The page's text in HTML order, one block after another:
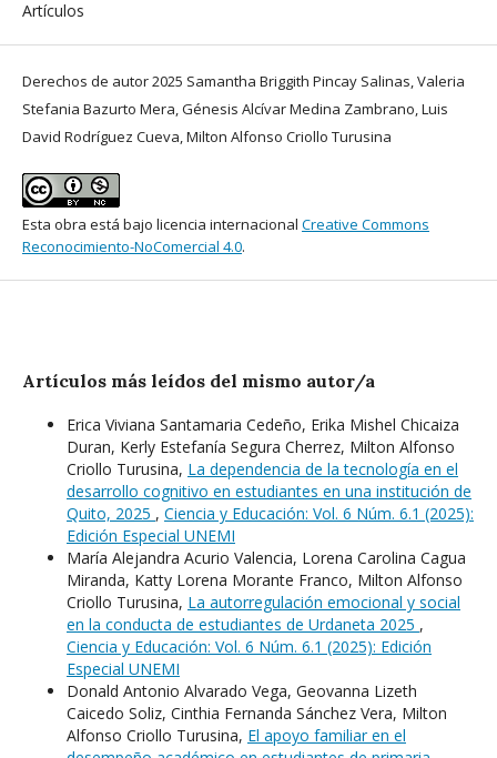
Artículos
Derechos de autor 2025 Samantha Briggith Pincay Salinas, Valeria
Stefania Bazurto Mera, Génesis Alcívar Medina Zambrano, Luis
David Rodríguez Cueva, Milton Alfonso Criollo Turusina
Esta obra está bajo licencia internacional Creative Commons
Reconocimiento-NoComercial 4.0.
Artículos más leídos del mismo autor/a
Erica Viviana Santamaria Cedeño, Erika Mishel Chicaiza
Duran, Kerly Estefanía Segura Cherrez, Milton Alfonso
Criollo Turusina, La dependencia de la tecnología en el
desarrollo cognitivo en estudiantes en una institución de
Quito, 2025 , Ciencia y Educación: Vol. 6 Núm. 6.1 (2025):
Edición Especial UNEMI
María Alejandra Acurio Valencia, Lorena Carolina Cagua
Miranda, Katty Lorena Morante Franco, Milton Alfonso
Criollo Turusina, La autorregulación emocional y social
en la conducta de estudiantes de Urdaneta 2025 ,
Ciencia y Educación: Vol. 6 Núm. 6.1 (2025): Edición
Especial UNEMI
Donald Antonio Alvarado Vega, Geovanna Lizeth
Caicedo Soliz, Cinthia Fernanda Sánchez Vera, Milton
Alfonso Criollo Turusina, El apoyo familiar en el